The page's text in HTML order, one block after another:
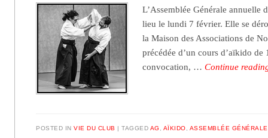
L’Assemblée Générale annuelle
lieu le lundi 7 février. Elle se
la Maison des Associations de
précédée d’un cours d’aïkido
convocation, …Continue
POSTED INVIE DU CLUB TAGGED AG AÏKIDO ASSEMBLÉE GÉNÉRALE